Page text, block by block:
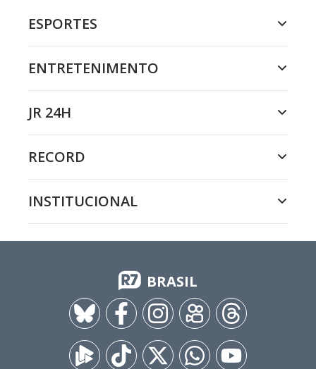
ESPORTES
ENTRETENIMENTO
JR 24H
RECORD
INSTITUCIONAL
BRASIL